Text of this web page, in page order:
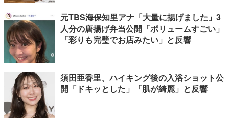
元TBS海保知里アナ「大量に揚げました」3
人分の唐揚げ弁当公開「ボリュームすごい」
「彩りも完璧でお店みたい」と反響
須田亜香里、ハイキング後の入浴ショット公
開「ドキッとした」「肌が綺麗」と反響